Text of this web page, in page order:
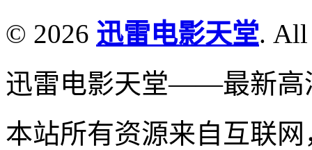
© 2026 迅雷电影天堂. All
迅雷电影天堂——最新高
本站所有资源来自互联